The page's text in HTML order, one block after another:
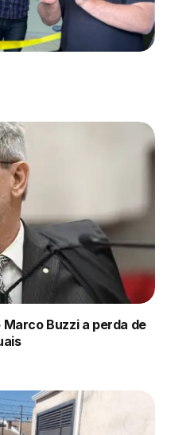
Buzzi a perda de